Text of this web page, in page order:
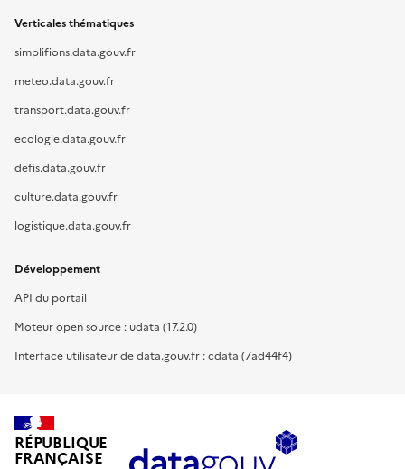
Verticales thématiques
simplifions.data.gouv.fr
meteo.data.gouv.fr
transport.data.gouv.fr
ecologie.data.gouv.fr
defis.data.gouv.fr
culture.data.gouv.fr
logistique.data.gouv.fr
Développement
API du portail
Moteur open source : udata (17.2.0)
Interface utilisateur de data.gouv.fr : cdata (7ad44f4)
RÉPUBLIQUE
FRANÇAISE